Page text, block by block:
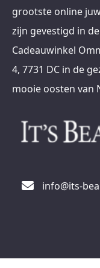
grootste online
zijn gevestigd in
Cadeauwinkel
4, 7731 DC in de
mooie oosten van
info@its-